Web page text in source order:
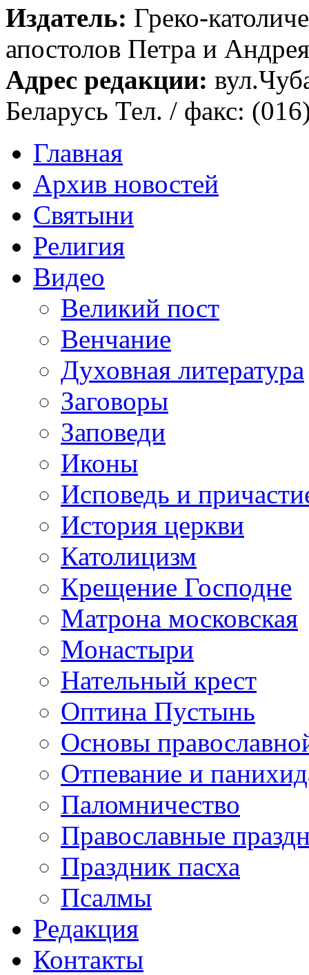
Издатель: Греко-
апостолов Петра и
Адрес редакции:
Беларусь Тел. / факс:
Главная
Архив новостей
Святыни
Религия
Видео
Великий пост
Венчание
Духовная литература
Заговоры
Заповеди
Иконы
Исповедь и
История церкви
Католицизм
Крещение Господне
Матрона московская
Монастыри
Нательный крест
Оптина Пустынь
Основы
Отпевание и
Паломничество
Православные
Праздник пасха
Псалмы
Редакция
Контакты